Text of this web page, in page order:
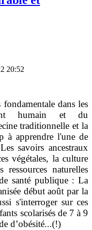
20:52
dans les
humain et du
traditionnelle et la
à apprendre l'une de
savoirs ancestraux
végétales, la culture
ressources naturelles
santé publique : La
début août par la
s'interroger sur ces
scolarisés de 7 à 9
d’obésité...(!)